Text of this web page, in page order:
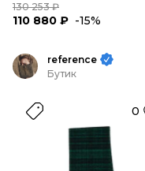
130 253 ₽
110 880 ₽ -15%
reference
Бутик
0